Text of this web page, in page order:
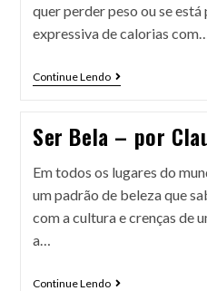
quer perder peso ou se
expressiva de calorias
Continue Lendo
Ser Bela – por
Em todos os lugares do
um padrão de beleza que
com a cultura e crenças de
a…
Continue Lendo